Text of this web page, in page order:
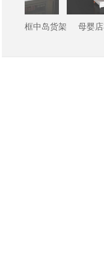
母婴店衣服展示柜